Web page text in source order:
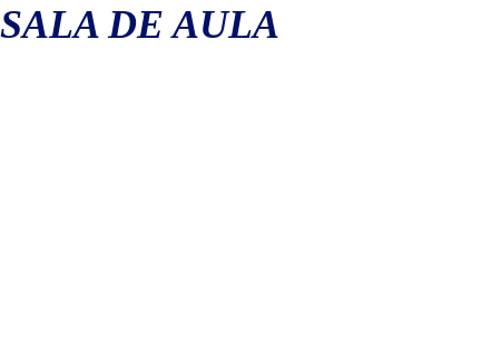
DE AULA